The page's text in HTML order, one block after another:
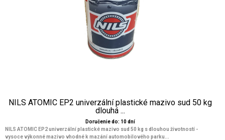
NILS ATOMIC EP2 univerzální plastické mazivo sud 50 kg
dlouhá ...
Doručenie do: 10 dní
NILS ATOMIC EP2 univerzální plastické mazivo sud 50 kg s dlouhou životností -
vysoce výkonné mazivo vhodné k mazání automobilového parku...